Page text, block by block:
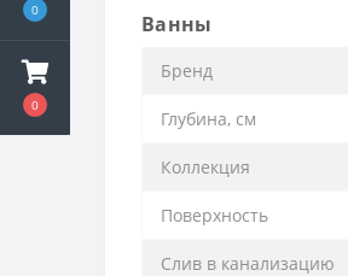
0
0
Ванны
Бренд
Глубина, см
Коллекция
Поверхность
Слив в канализацию